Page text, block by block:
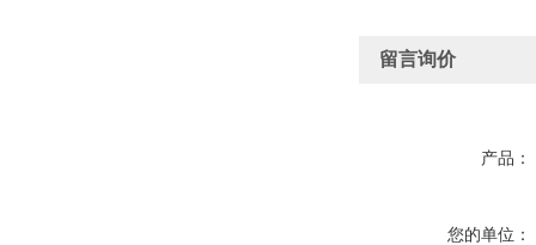
留言询价
产品：
您的单位：